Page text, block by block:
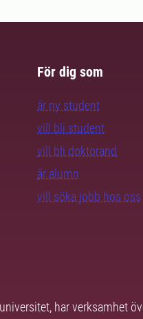
För dig som
är ny student
vill bli student
vill bli doktorand
är alumn
vill söka jobb hos oss
har verksamhet